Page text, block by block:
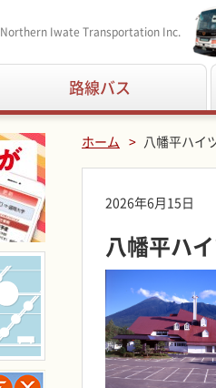
Northern Iwate Transportation Inc.
路線バス
ホーム 八幡平ハイ
2026年6月15日
八幡平ハ